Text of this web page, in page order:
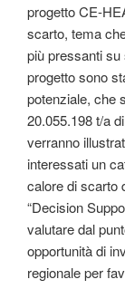
progetto CE-
scarto, tema
più pressanti su
progetto sono
potenziale, che
20.055.198 t/a
verranno
interessati un
calore di scarto
“Decision
valutare dal
opportunità di
regionale per